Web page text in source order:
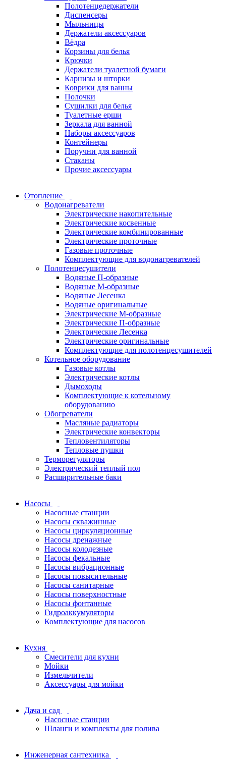
Полотенцедержатели
Диспенсеры
Мыльницы
Держатели аксессуаров
Вёдра
Корзины для белья
Крючки
Держатели туалетной бумаги
Карнизы и шторки
Коврики для ванны
Полочки
Сушилки для белья
Туалетные ерши
Зеркала для ванной
Наборы аксессуаров
Контейнеры
Поручни для ванной
Стаканы
Прочие аксессуары
Отопление
Водонагреватели
Электрические накопительные
Электрические косвенные
Электрические комбинированные
Электрические проточные
Газовые проточные
Комплектующие для водонагревателей
Полотенцесушители
Водяные П-образные
Водяные М-образные
Водяные Лесенка
Водяные оригинальные
Электрические М-образные
Электрические П-образные
Электрические Лесенка
Электрические оригинальные
Комплектующие для полотенцесушителей
Котельное оборудование
Газовые котлы
Электрические котлы
Дымоходы
Комплектующие к котельному
оборудованию
Обогреватели
Масляные радиаторы
Электрические конвекторы
Тепловентиляторы
Тепловые пушки
Терморегуляторы
Электрический теплый пол
Расширительные баки
Насосы
Насосные станции
Насосы скважинные
Насосы циркуляционные
Насосы дренажные
Насосы колодезные
Насосы фекальные
Насосы вибрационные
Насосы повысительные
Насосы санитарные
Насосы поверхностные
Насосы фонтанные
Гидроаккумуляторы
Комплектующие для насосов
Кухня
Смесители для кухни
Мойки
Измельчители
Аксессуары для мойки
Дача и сад
Насосные станции
Шланги и комплекты для полива
Инженерная сантехника